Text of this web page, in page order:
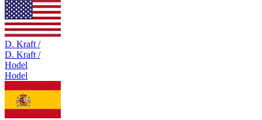
D. Kraft /
D. Kraft /
Hodel
Hodel